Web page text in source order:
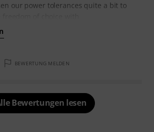
our power tolerances quite a bit to
BEWERTUNG MELDEN
Bewertungen lesen